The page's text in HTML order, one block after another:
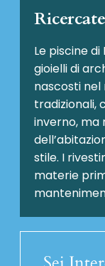
Le piscine
gioielli di
nascosti
tradizionali,
inverno,
stile. I
materie